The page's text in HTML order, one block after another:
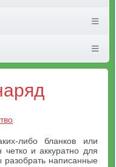
либо бланков или
и аккуратно для
разобрать написанные